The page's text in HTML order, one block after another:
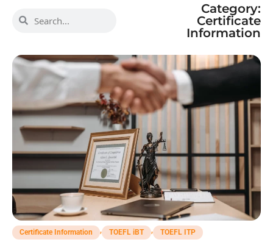
Category:
Certificate
Information
Certificate Information , TOEFL iBT , TOEFL ITP